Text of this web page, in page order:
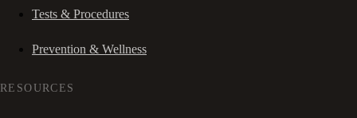
Tests & Procedures
Prevention & Wellness
RESOURCES